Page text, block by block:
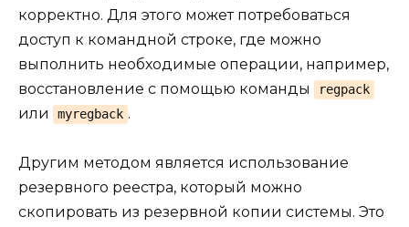
корректно. Для этого может потребоваться
доступ к командной строке, где можно
выполнить необходимые операции, например,
восстановление с помощью команды
regpack
или myregback .
Другим методом является использование
резервного реестра, который можно
скопировать из резервной копии системы. Это